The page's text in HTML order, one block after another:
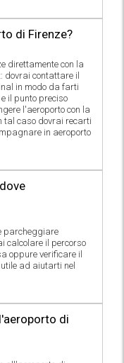
di Firenze?
direttamente con la
dovrai contattare il
in modo da farti
il punto preciso
l'aeroporto con la
tal caso dovrai recarti
in aeroporto
parcheggiare
calcolare il percorso
oppure verificare il
ad aiutarti nel
di